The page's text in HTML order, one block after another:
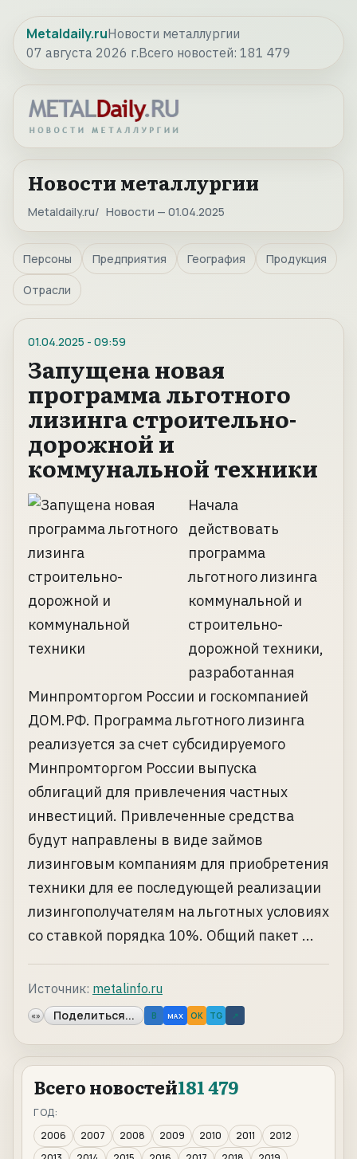
Metaldaily.ruНовости металлургии
07 августа 2026 г.Всего новостей: 181 479
Новости металлургии
Metaldaily.ru Новости — 01.04.2025
Персоны Предприятия География Продукция
Отрасли
01.04.2025 - 09:59
Запущена новая
программа льготного
лизинга строительно-
дорожной и
коммунальной техники
Начала
действовать
программа
льготного лизинга
коммунальной и
строительно-
дорожной техники,
разработанная
Минпромторгом России и госкомпанией
ДОМ.РФ. Программа льготного лизинга
реализуется за счет субсидируемого
Минпромторгом России выпуска
облигаций для привлечения частных
инвестиций. Привлеченные средства
будут направлены в виде займов
лизинговым компаниям для приобретения
техники для ее последующей реализации
лизингополучателям на льготных условиях
со ставкой порядка 10%. Общий пакет ...
Источник: metalinfo.ru
«» Поделиться... B MAX OK TG ↗
Всего новостей181 479
ГОД:
2006
2007 2008 2009 2010 2011
2012